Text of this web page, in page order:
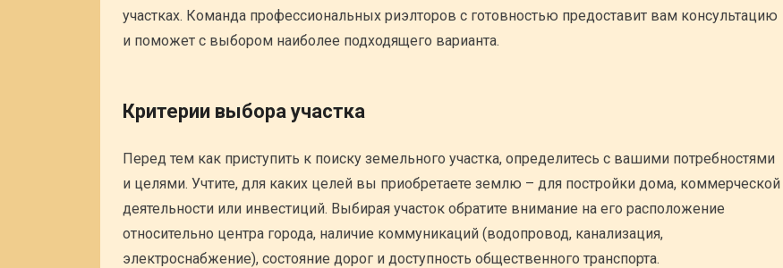
участках. Команда профессиональных риэлторов с готовностью предоставит вам консультацию
и поможет с выбором наиболее подходящего варианта.
Критерии выбора участка
Перед тем как приступить к поиску земельного участка, определитесь с вашими потребностями
и целями. Учтите, для каких целей вы приобретаете землю – для постройки дома, коммерческой
деятельности или инвестиций. Выбирая участок обратите внимание на его расположение
относительно центра города, наличие коммуникаций (водопровод, канализация,
электроснабжение), состояние дорог и доступность общественного транспорта.